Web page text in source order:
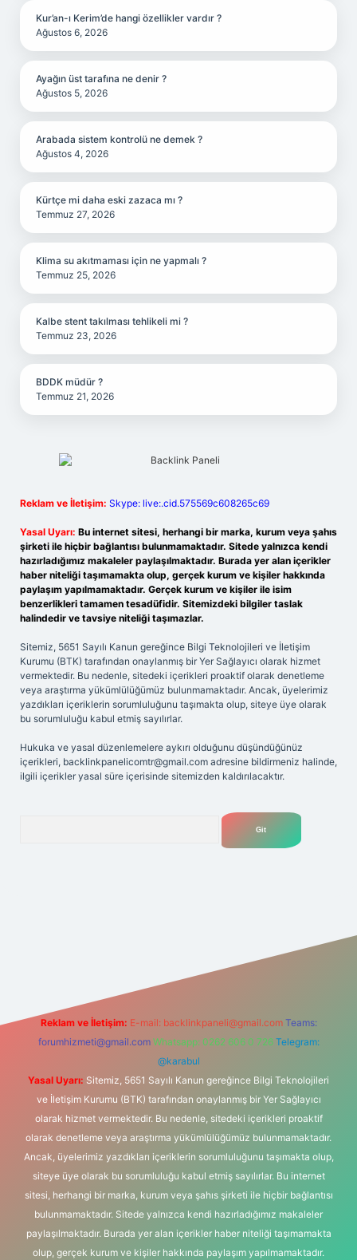
Kur’an-ı Kerim’de hangi özellikler vardır ?
Ağustos 6, 2026
Ayağın üst tarafına ne denir ?
Ağustos 5, 2026
Arabada sistem kontrolü ne demek ?
Ağustos 4, 2026
Kürtçe mi daha eski zazaca mı ?
Temmuz 27, 2026
Klima su akıtmaması için ne yapmalı ?
Temmuz 25, 2026
Kalbe stent takılması tehlikeli mi ?
Temmuz 23, 2026
BDDK müdür ?
Temmuz 21, 2026
Reklam ve İletişim: Skype: live:.cid.575569c608265c69
Yasal Uyarı: Bu internet sitesi, herhangi bir marka, kurum veya şahıs
şirketi ile hiçbir bağlantısı bulunmamaktadır. Sitede yalnızca kendi
hazırladığımız makaleler paylaşılmaktadır. Burada yer alan içerikler
haber niteliği taşımamakta olup, gerçek kurum ve kişiler hakkında
paylaşım yapılmamaktadır. Gerçek kurum ve kişiler ile isim
benzerlikleri tamamen tesadüfidir. Sitemizdeki bilgiler taslak
halindedir ve tavsiye niteliği taşımazlar.
Sitemiz, 5651 Sayılı Kanun gereğince Bilgi Teknolojileri ve İletişim
Kurumu (BTK) tarafından onaylanmış bir Yer Sağlayıcı olarak hizmet
vermektedir. Bu nedenle, sitedeki içerikleri proaktif olarak denetleme
veya araştırma yükümlülüğümüz bulunmamaktadır. Ancak, üyelerimiz
yazdıkları içeriklerin sorumluluğunu taşımakta olup, siteye üye olarak
bu sorumluluğu kabul etmiş sayılırlar.
Hukuka ve yasal düzenlemelere aykırı olduğunu düşündüğünüz
içerikleri, backlinkpanelicomtr@gmail.com adresine bildirmeniz halinde,
ilgili içerikler yasal süre içerisinde sitemizden kaldırılacaktır.
Reklam ve İletişim: E-mail: backlinkpaneli@gmail.com Teams:
forumhizmeti@gmail.com Whatsapp: 0262 606 0 726 Telegram:
@karabul
Yasal Uyarı: Sitemiz, 5651 Sayılı Kanun gereğince Bilgi Teknolojileri
ve İletişim Kurumu (BTK) tarafından onaylanmış bir Yer Sağlayıcı
olarak hizmet vermektedir. Bu nedenle, sitedeki içerikleri proaktif
olarak denetleme veya araştırma yükümlülüğümüz bulunmamaktadır.
Ancak, üyelerimiz yazdıkları içeriklerin sorumluluğunu taşımakta olup,
siteye üye olarak bu sorumluluğu kabul etmiş sayılırlar. Bu internet
sitesi, herhangi bir marka, kurum veya şahıs şirketi ile hiçbir bağlantısı
bulunmamaktadır. Sitede yalnızca kendi hazırladığımız makaleler
paylaşılmaktadır. Burada yer alan içerikler haber niteliği taşımamakta
olup, gerçek kurum ve kişiler hakkında paylaşım yapılmamaktadır.